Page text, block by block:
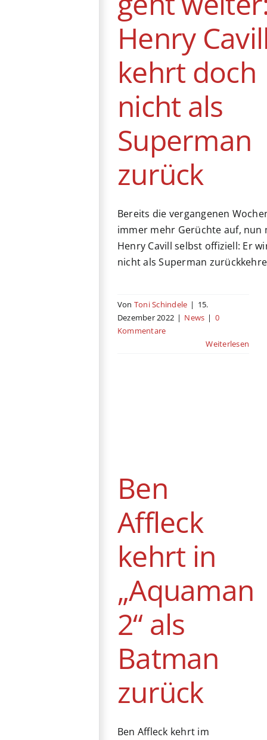
Henry
kehrt doch
nicht als
Superman
zurück
Bereits die vergangenen
immer mehr Gerüchte auf, nun
Henry Cavill selbst offiziell: Er
nicht als Superman
Von Toni Schindele | 15.
Dezember 2022 | News | 0
Kommentare
Weiterlesen
Ben
Affleck
kehrt in
„Aquaman
2“ als
Batman
zurück
Ben Affleck kehrt im